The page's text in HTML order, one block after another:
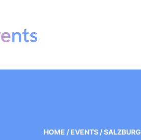
HOME / EVENTS /SALZBURG